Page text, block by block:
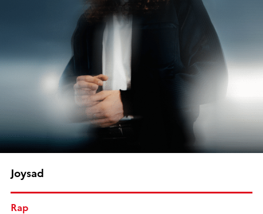
Joysad
Rap